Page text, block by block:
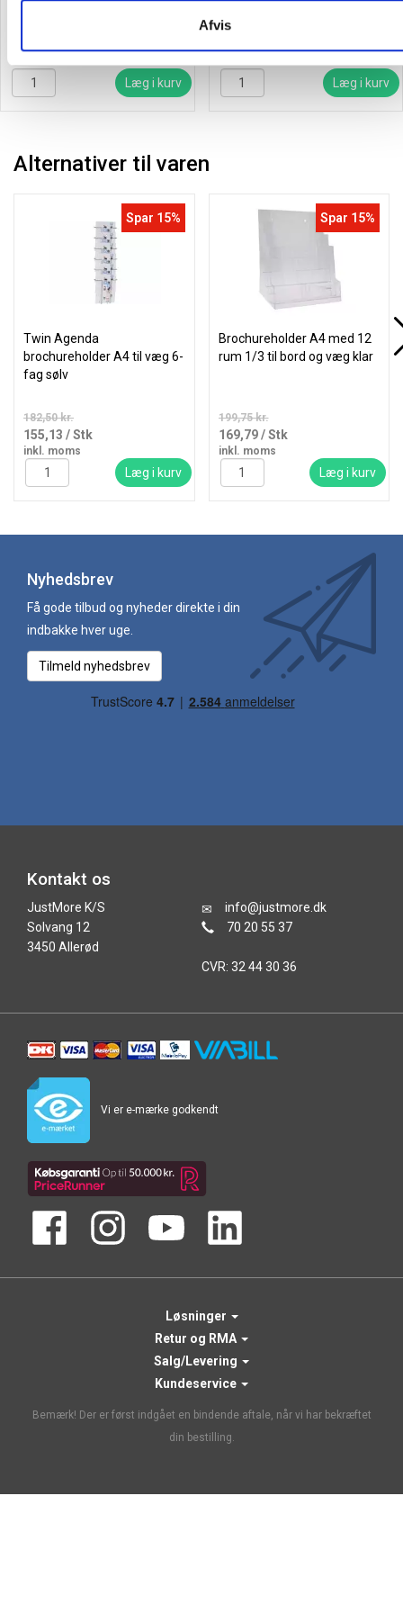
Afvis
inkl. moms
Læg i kurv
223,44
Læg i kurv
Alternativer til varen
Spar 15%
Twin Agenda
brochureholder A4 til væg 6-
fag sølv
182,50 kr.
155,13 / Stk
inkl. moms
Læg i kurv
Spar 15%
Brochureholder A4 med 12
rum 1/3 til bord og væg klar
199,75 kr.
169,79/ Stk
inkl. moms
Læg i kurv
Nyhedsbrev
Få gode tilbud og nyheder direkte i din
indbakke hver uge.
Tilmeld nyhedsbrev
Kontakt os
JustMore K/S
Solvang 12
3450 Allerød
info@justmore.dk
70 20 55 37
CVR: 32 44 30 36
Vi er e-mærke godkendt
Løsninger
Retur og RMA
Salg/Levering
Kundeservice
Bemærk! Der er først indgået en bindende aftale, når vi har bekræftet
din bestilling.